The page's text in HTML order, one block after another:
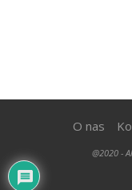
O nas
@2020 -